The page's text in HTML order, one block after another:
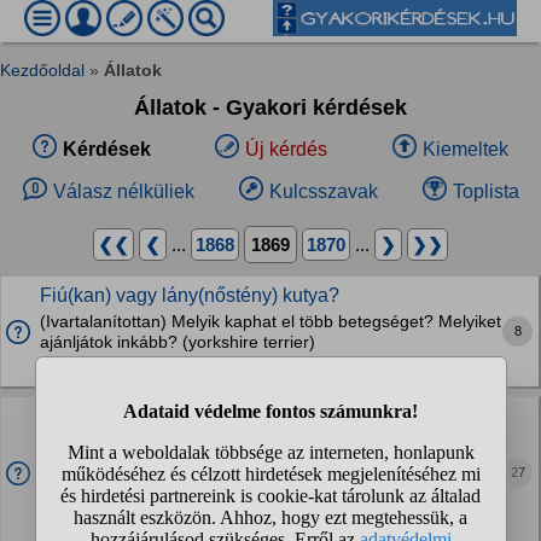
Kezdőoldal » Állatok
Állatok - Gyakori kérdések
Kérdések Új kérdés Kiemeltek
Válasz nélküliek Kulcsszavak Toplista
❮❮ ❮ ... 1868 1869 1870 ... ❯ ❯❯
Fiú(kan) vagy lány(nőstény) kutya?
(Ivartalanítottan) Melyik kaphat el több betegséget? Melyiket
ajánljátok inkább? (yorkshire terrier)
8
Milyen név illene hozzá?
Kb két hete fogadtunk örökbe egy lány cicát, de még mindig
nem találtunk neki megfelelő nevet. Ha van ötletetek írjatok.
Lehet ételnév: pl. gyümölcs Ember név külföldi vagy magyar
lényegében mindegy, ami...
Macskák
27